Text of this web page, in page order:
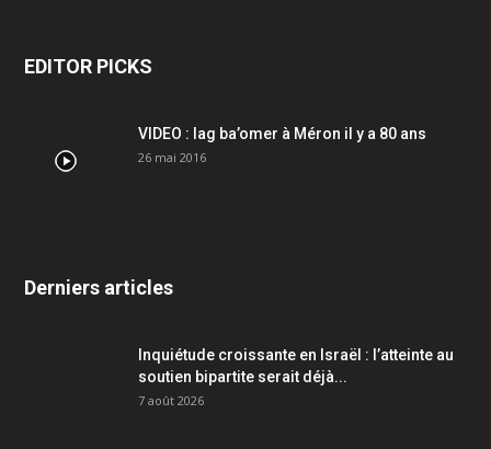
EDITOR PICKS
VIDEO : lag ba’omer à Méron il y a 80 ans
26 mai 2016
Derniers articles
Inquiétude croissante en Israël : l’atteinte au
soutien bipartite serait déjà...
7 août 2026